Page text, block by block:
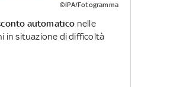
©IPA/Fotogramma
automatico nelle
in situazione di difficoltà